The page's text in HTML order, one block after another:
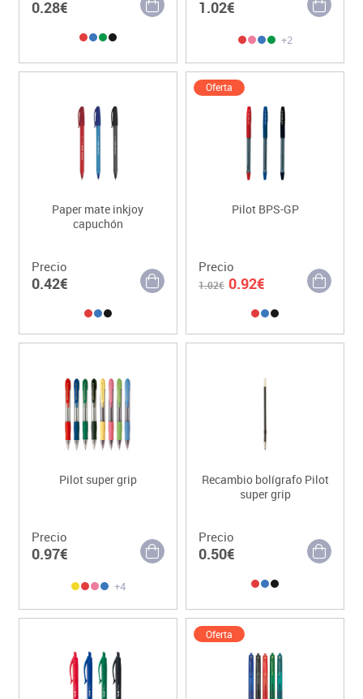
0.28€ 1.02€
+2
Paper mate inkjoy
capuchón
Precio
0.42€
Oferta
Pilot BPS-GP
Precio
1.02€ 0.92€
Pilot super grip
Precio
0.97€
+4
Recambio bolígrafo Pilot
super grip
Precio
0.50€
Oferta